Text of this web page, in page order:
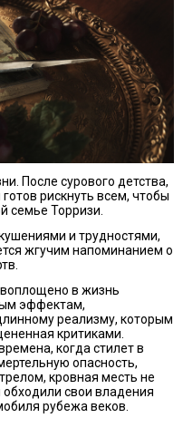
После сурового детства,
рискнуть всем, чтобы
семье Торризи.
и трудностями,
жгучим напоминанием о
в жизнь
эффектам,
реализму, которым
критиками.
когда стилет в
опасность,
кровная месть не
свои владения
рубежа веков.